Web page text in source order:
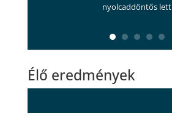
nyolcaddöntős lett
Élő eredmények